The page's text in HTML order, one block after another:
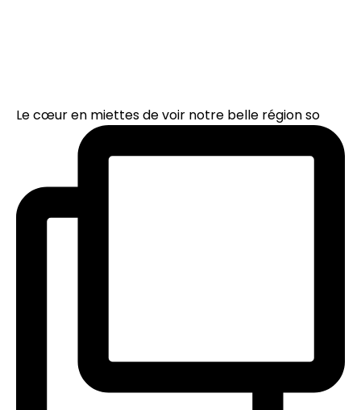
Le cœur en miettes de voir notre belle région so